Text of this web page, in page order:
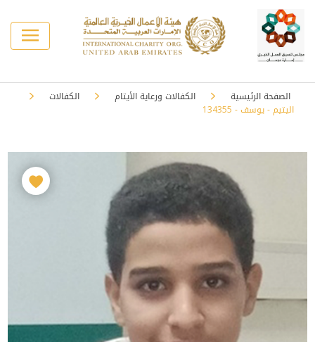
الصفحة الرئيسية الكفالات ورعاية الأيتام
الكفالات
اليتيم - يوسف - 134355